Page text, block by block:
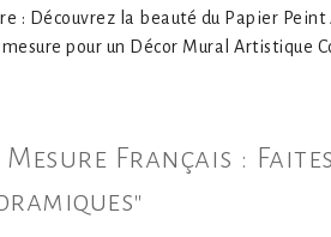
: Découvrez la beauté du Papier
pour un Décor Mural Artistique
Français :